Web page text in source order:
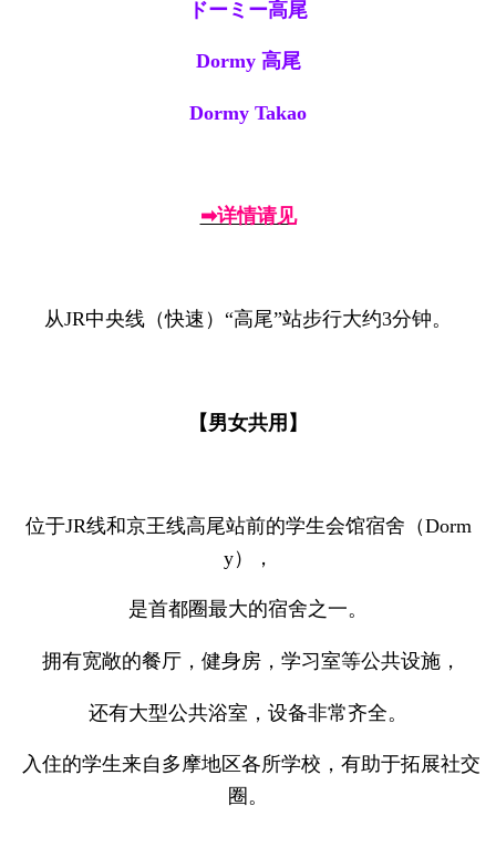
ドーミー高尾
Dormy 高尾
Dormy Takao
➡详情请见
从JR中央线（快速）“高尾”站步行大约3分钟。
【男女共用】
位于JR线和京王线高尾站前的学生会馆宿舍（Dorm
y），
是首都圈最大的宿舍之一。
拥有宽敞的餐厅，健身房，学习室等公共设施，
还有大型公共浴室，设备非常齐全。
入住的学生来自多摩地区各所学校，有助于拓展社交
圈。